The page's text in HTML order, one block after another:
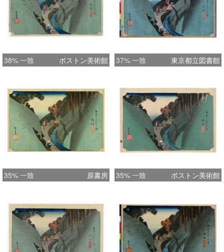
38% 一致 ボストン美術館 37% 一致 東京都立図書館
35% 一致 原書房 35% 一致 ボストン美術館